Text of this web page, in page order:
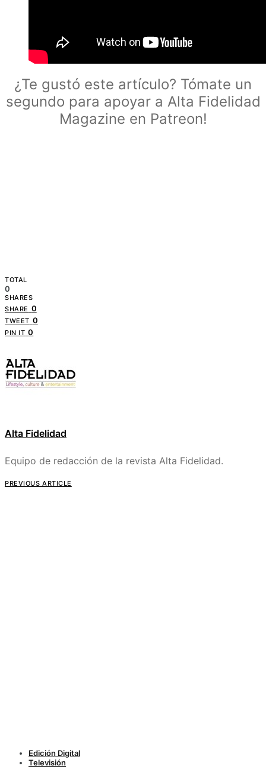
¿Te gustó este artículo? Tómate un
segundo para apoyar a Alta Fidelidad
Magazine en Patreon!
TOTAL
0
SHARES
SHARE 0
TWEET 0
PIN IT 0
Alta Fidelidad
Equipo de redacción de la revista Alta Fidelidad.
PREVIOUS ARTICLE
Edición Digital
Televisión